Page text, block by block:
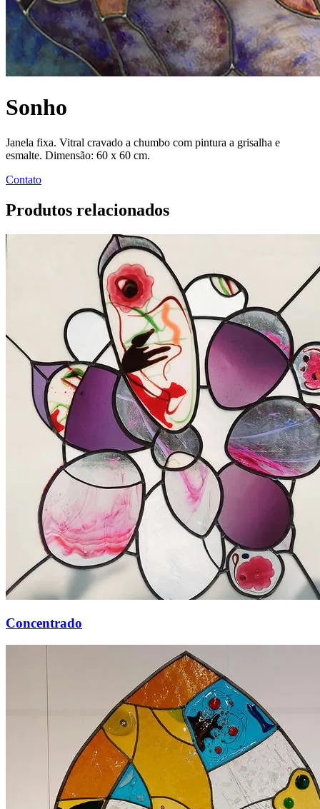
Sonho
Janela fixa. Vitral cravado a chumbo com pintura a grisalha e
esmalte. Dimensão: 60 x 60 cm.
Contato
Produtos relacionados
Concentrado